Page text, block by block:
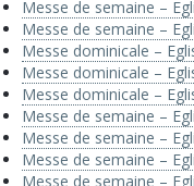
Messe de semaine –
Messe de semaine –
Messe dominicale –
Messe dominicale –
Messe dominicale –
Messe de semaine –
Messe de semaine –
Messe de semaine –
Messe de semaine –